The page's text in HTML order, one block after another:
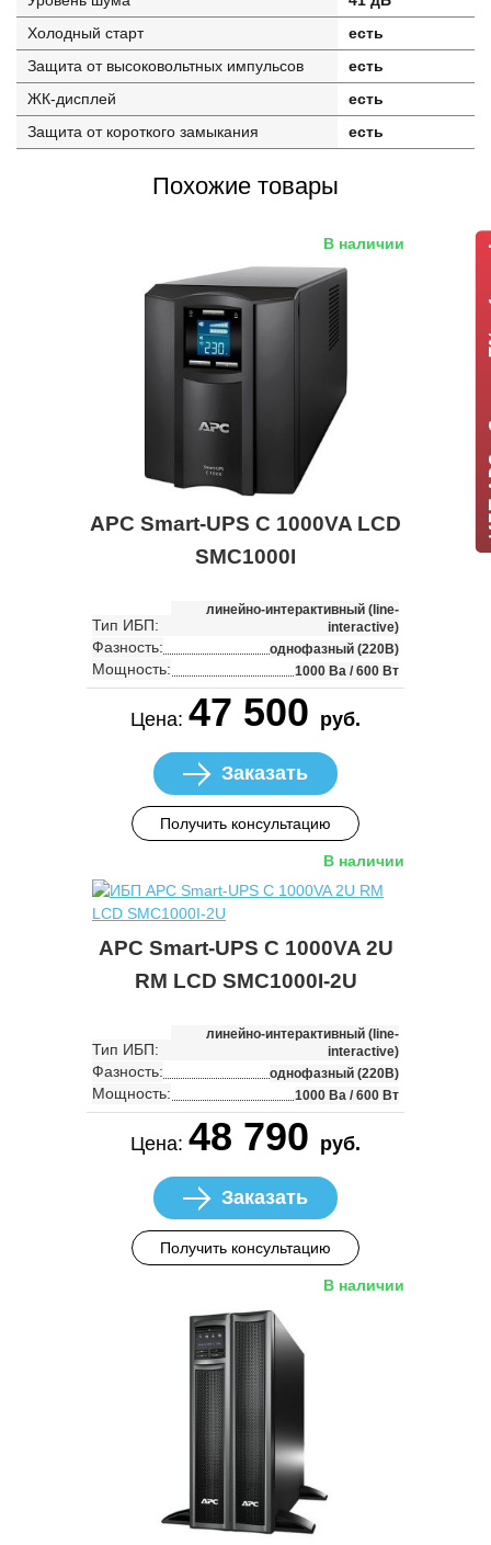
Холодный старт
есть
Защита от высоковольтных импульсов
есть
ЖК-дисплей
есть
Защита от короткого замыкания
есть
Похожие товары
В наличии
APC Smart-UPS C 1000VA LCD
SMC1000I
Тип ИБП:
линейно-интерактивный (line-
interactive)
Фазность: однофазный (220В)
Мощность: 1000 Ва / 600 Вт
Цена: 47 500 руб.
Заказать
Получить консультацию
В наличии
APC Smart-UPS C 1000VA 2U
RM LCD SMC1000I-2U
Тип ИБП:
линейно-интерактивный (line-
interactive)
Фазность: однофазный (220В)
Мощность: 1000 Ва / 600 Вт
Цена: 48 790 руб.
Заказать
Получить консультацию
В наличии
ИБП